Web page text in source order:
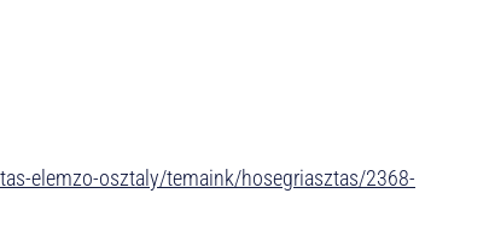
elemzo-osztaly/temaink/hosegriasztas/2368-